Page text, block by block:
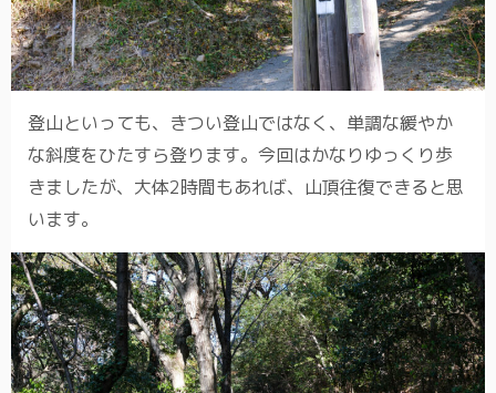
登山といっても、きつい登山ではなく、単調な緩やか
な斜度をひたすら登ります。今回はかなりゆっくり歩
きましたが、大体2時間もあれば、山頂往復できると思
います。